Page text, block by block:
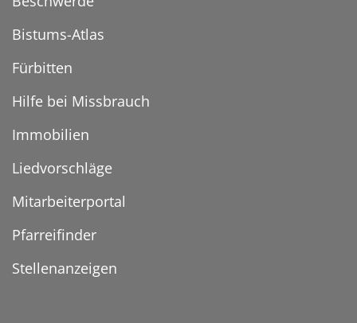
Bistums-Atlas
Fürbitten
Hilfe bei Missbrauch
Immobilien
Liedvorschläge
Mitarbeiterportal
Pfarreifinder
Stellenanzeigen